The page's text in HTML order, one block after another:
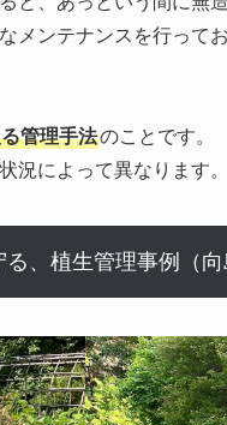
ンテナンスを行って
管理手法のことです。
によって異なります
、植生管理事例（